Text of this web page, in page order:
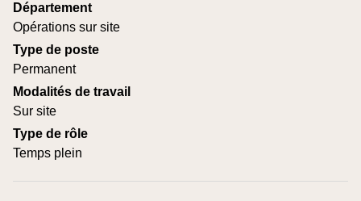
Département
Opérations sur site
Type de poste
Permanent
Modalités de travail
Sur site
Type de rôle
Temps plein